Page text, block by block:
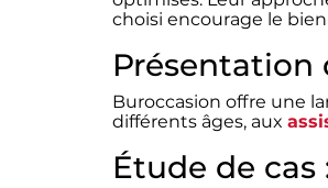
choisi encourage le
Buroccasion offre une
différents âges, aux
Étude de cas